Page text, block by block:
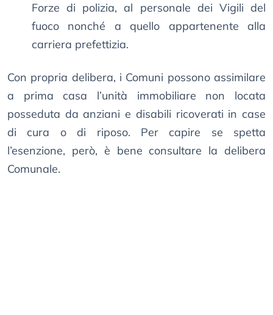
Forze di polizia, al personale dei Vigili del
fuoco nonché a quello appartenente alla
carriera prefettizia.
Con propria delibera, i Comuni possono assimilare
a prima casa l’unità immobiliare non locata
posseduta da anziani e disabili ricoverati in case
di cura o di riposo. Per capire se spetta
l’esenzione, però, è bene consultare la delibera
Comunale.